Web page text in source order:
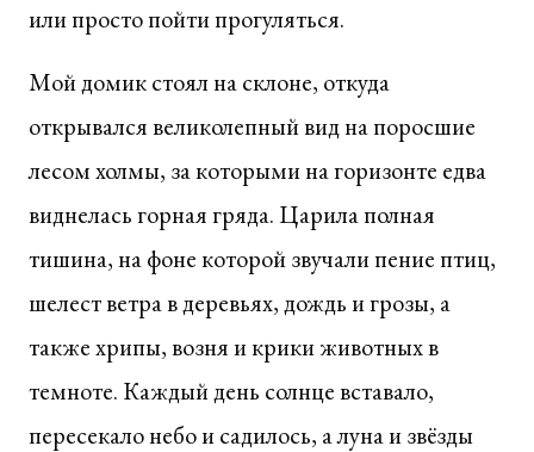
или просто пойти прогуляться.
Мой домик стоял на склоне, откуда
открывался великолепный вид на поросшие
лесом холмы, за которыми на горизонте едва
виднелась горная гряда. Царила полная
тишина, на фоне которой звучали пение птиц,
шелест ветра в деревьях, дождь и грозы, а
также хрипы, возня и крики животных в
темноте. Каждый день солнце вставало,
пересекало небо и садилось, а луна и звёзды